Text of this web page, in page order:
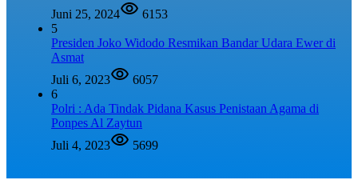
Juni 25, 2024
6153
5
Presiden Joko Widodo Resmikan Bandar Udara Ewer di
Asmat
Juli 6, 2023
6057
6
Polri : Ada Tindak Pidana Kasus Penistaan Agama di
Ponpes Al Zaytun
Juli 4, 2023
5699